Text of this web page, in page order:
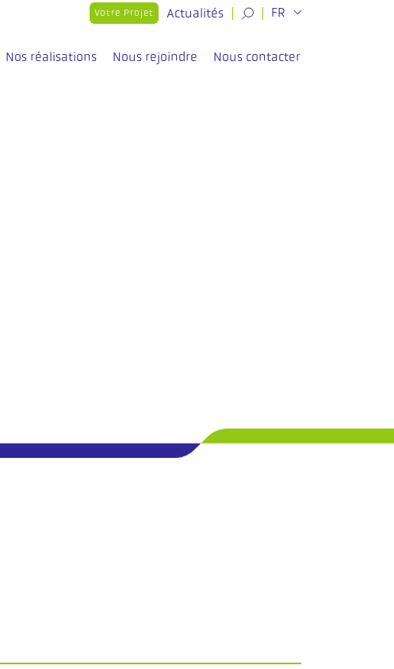
Votre Projet Actualités FR
Nos réalisations Nous rejoindre Nous contacter